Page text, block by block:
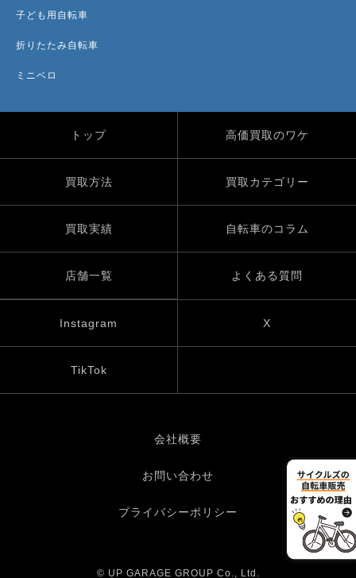
子ども用自転車
折りたたみ自転車
ミニベロ
トップ 高価買取のワケ
買取方法 買取カテゴリー
買取実績 自転車のコラム
店舗一覧 よくある質問
Instagram X
TikTok
会社概要
お問い合わせ
プライバシーポリシー
© UP GARAGE GROUP Co., Ltd.